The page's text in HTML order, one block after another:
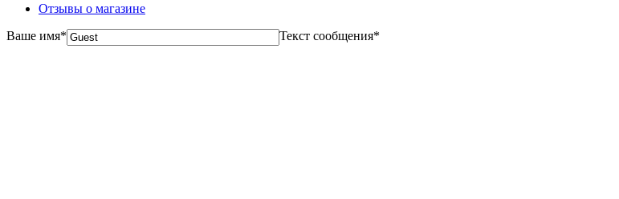
Отзывы о магазине
Ваше имя* Текст сообщения*